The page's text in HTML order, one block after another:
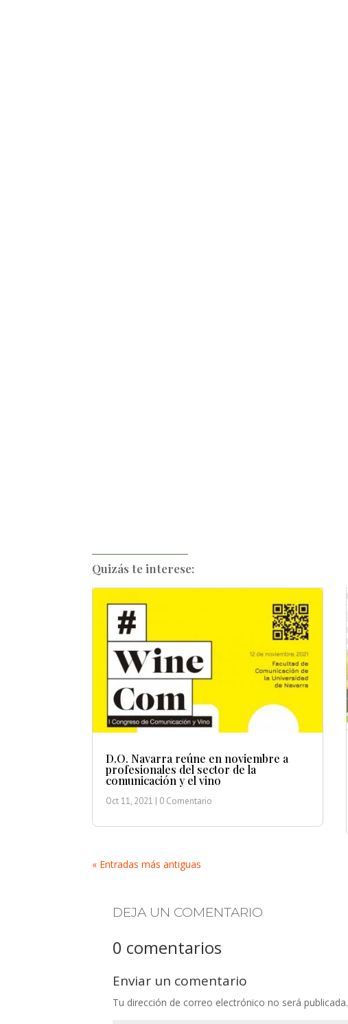
Quizás te interese:
D.O. Navarra reúne en noviembre a
profesionales del sector de la
comunicación y el vino
Oct 11, 2021 | 0 Comentario
« Entradas más antiguas
DEJA UN COMENTARIO
0 comentarios
Enviar un comentario
Tu dirección de correo electrónico no será publicada.